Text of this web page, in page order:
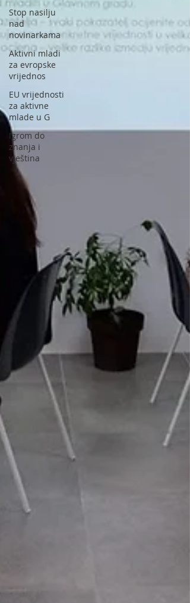
Stop nasilju
nad
novinarkama
Aktivni mladi
za evropske
vrijednos
EU vrijednosti
za aktivne
mlade u G
Igrom do
znanja i
vještina